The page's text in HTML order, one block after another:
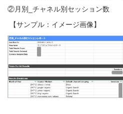
②月別_チャネル別セッション数
【サンプル：イメージ画像】